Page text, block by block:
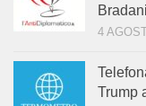
4
Trump